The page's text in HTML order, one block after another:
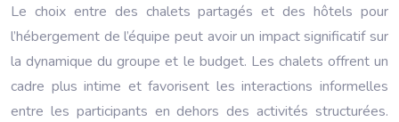
Le choix entre des chalets partagés et des hôtels pour
l’hébergement de l’équipe peut avoir un impact significatif sur
la dynamique du groupe et le budget. Les chalets offrent un
cadre plus intime et favorisent les interactions informelles
entre les participants en dehors des activités structurées.